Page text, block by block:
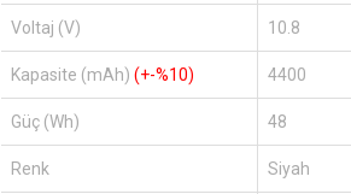
Voltaj (V) 10.8
Kapasite (mAh) (+-%10) 4400
Güç (Wh) 48
Renk Siyah